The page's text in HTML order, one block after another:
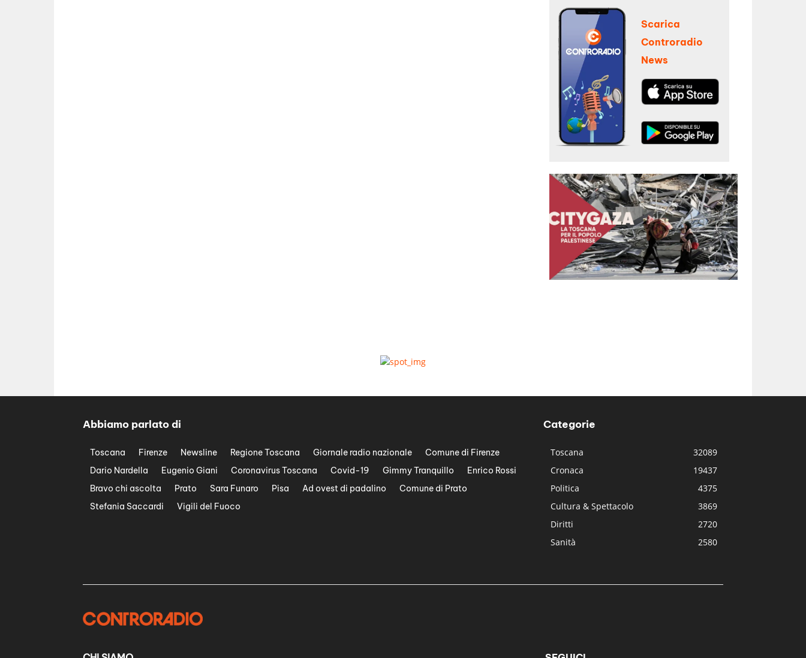
Scarica
Controradio
News
Abbiamo parlato di
Toscana Firenze Newsline Regione Toscana Giornale radio nazionale
Comune di Firenze
Dario Nardella
Eugenio Giani Coronavirus Toscana Covid-19 Gimmy Tranquillo
Enrico Rossi
Bravo chi ascolta
Prato Sara Funaro Pisa Ad ovest di padalino
Comune di Prato
Stefania Saccardi
Vigili del Fuoco
Categorie
Toscana
32089
Cronaca
19437
Politica
4375
Cultura & Spettacolo
3869
Diritti
2720
Sanità
2580